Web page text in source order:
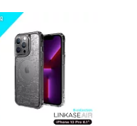
戲強
(300)